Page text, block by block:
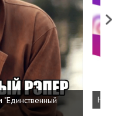
Next